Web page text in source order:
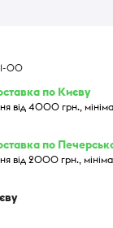
00
по Києву
від 4000 грн.,
по
від 2000 грн.,